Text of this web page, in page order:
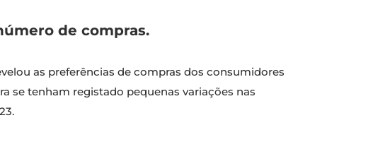
de compras.
as preferências de compras dos consumidores
se tenham registado pequenas variações nas